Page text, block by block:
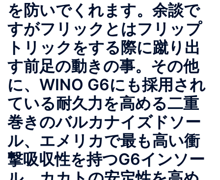
を防いでくれます。余談で
すがフリックとはフリップ
トリックをする際に蹴り出
す前足の動きの事。その他
に、WINO G6にも採用され
ている耐久力を高める二重
巻きのバルカナイズドソー
ル、エメリカで最も高い衝
撃吸収性を持つG6インソー